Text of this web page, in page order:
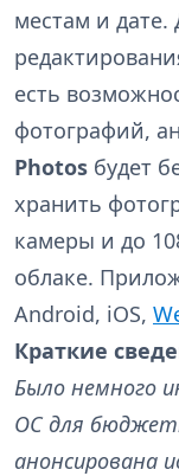
местам и
есть
фотографий,
Photos будет
хранить
камеры и до
облаке.
Android, iOS,
Краткие
Было немного
ОС для
анонсирована